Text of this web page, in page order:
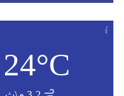
24°C